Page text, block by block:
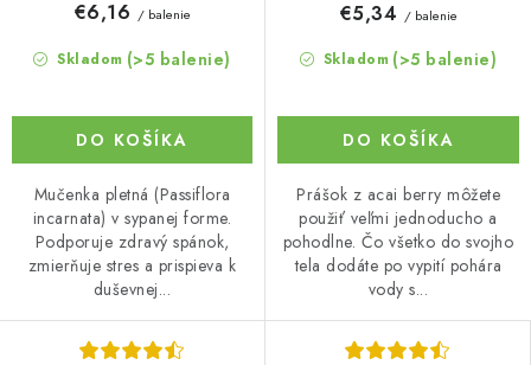
Skladom (>5 balenie)
€6,16 / balenie
DO KOŠÍKA
Mučenka pletná (Passiflora
incarnata) v sypanej forme.
Podporuje zdravý spánok,
zmierňuje stres a prispieva k
duševnej...
Skladom (>5 balenie)
€5,34 / balenie
DO KOŠÍKA
Prášok z acai berry môžete
použiť veľmi jednoducho a
pohodlne. Čo všetko do svojho
tela dodáte po vypití pohára
vody s...